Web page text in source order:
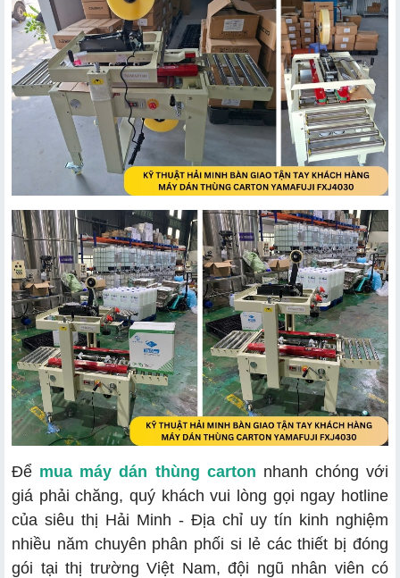
Để mua máy dán thùng carton nhanh chóng với
giá phải chăng, quý khách vui lòng gọi ngay hotline
của siêu thị Hải Minh - Địa chỉ uy tín kinh nghiệm
nhiều năm chuyên phân phối si lẻ các thiết bị đóng
gói tại thị trường Việt Nam, đội ngũ nhân viên có